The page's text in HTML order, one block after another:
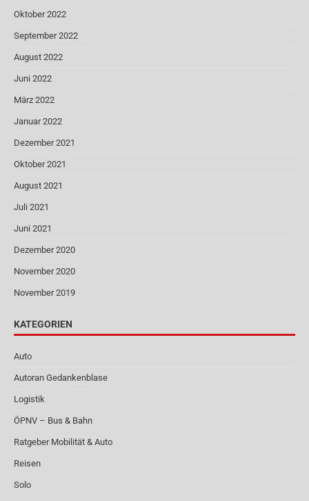
Oktober 2022
September 2022
August 2022
Juni 2022
März 2022
Januar 2022
Dezember 2021
Oktober 2021
August 2021
Juli 2021
Juni 2021
Dezember 2020
November 2020
November 2019
KATEGORIEN
Auto
Autoran Gedankenblase
Logistik
ÖPNV – Bus & Bahn
Ratgeber Mobilität & Auto
Reisen
Solo